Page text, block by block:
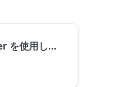
ザクションを実行